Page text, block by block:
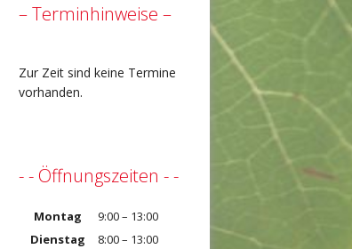
– Terminhinweise –
Zur Zeit sind keine Termine
vorhanden.
- - Öffnungszeiten - -
Montag
9:00 – 13:00
Dienstag
8:00 – 13:00